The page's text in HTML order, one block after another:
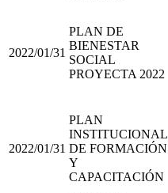
2022/01/31
PLAN DE
BIENESTAR
SOCIAL
PROYECTA 2022
2022/01/31
PLAN
INSTITUCIONAL
DE FORMACIÓN
Y
CAPACITACIÓN